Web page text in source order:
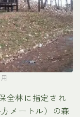
全林に指定され
メートル）の森